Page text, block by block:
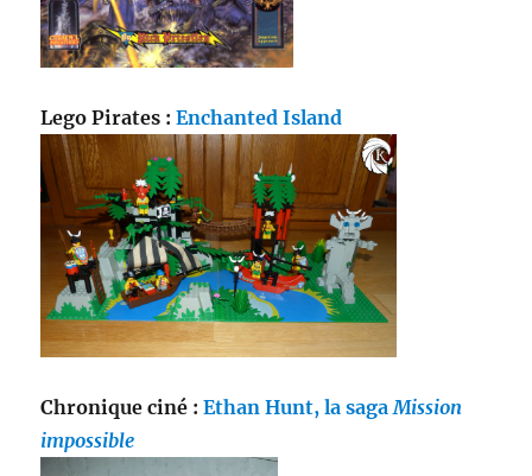
Lego Pirates :Enchanted Island
Chronique ciné :Ethan Hunt, la sagaMission
impossible